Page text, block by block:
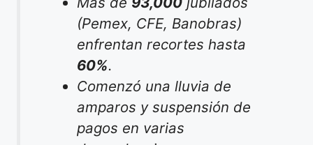
(Pemex, CFE, Banobras)
enfrentan recortes hasta
60%.
Comenzó una lluvia de
amparos y suspensión de
pagos en varias